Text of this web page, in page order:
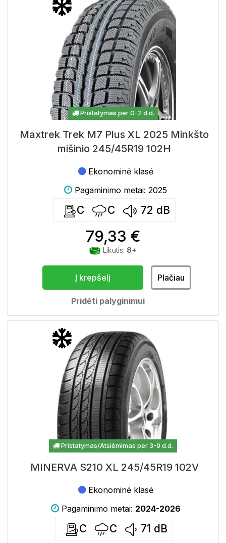
Pristatymas per 0-2 d.d.
Maxtrek Trek M7 Plus XL 2025 Minkšto
mišinio 245/45R19 102H
Ekonominė klasė
Pagaminimo metai: 2025
C C 72 dB
79,33 €
Likutis: 8+
Į krepšelį Plačiau
Pridėti palyginimui
Pristatymas/Atsiėmimas per 3-9 d.d.
MINERVA S210 XL 245/45R19 102V
Ekonominė klasė
Pagaminimo metai: 2024-2026
C C 71 dB